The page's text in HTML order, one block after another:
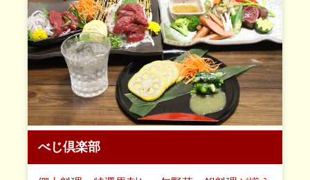
べじ倶楽部